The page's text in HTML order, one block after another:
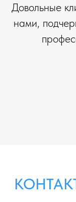
Довольные
нами,